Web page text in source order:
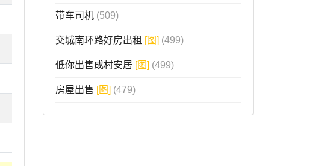
带车司机 (509)
交城南环路好房出租 [图] (499)
低你出售成村安居 [图] (499)
房屋出售 [图] (479)